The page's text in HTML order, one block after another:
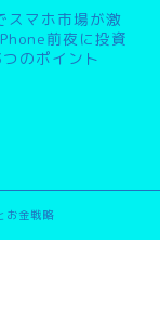
マホ市場が激
前夜に投資
のポイント
お金戦略